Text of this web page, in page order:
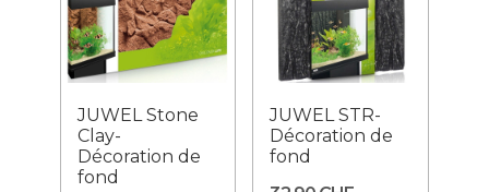
JUWEL Stone
Clay-
Décoration de
fond
JUWEL STR-
Décoration de
fond